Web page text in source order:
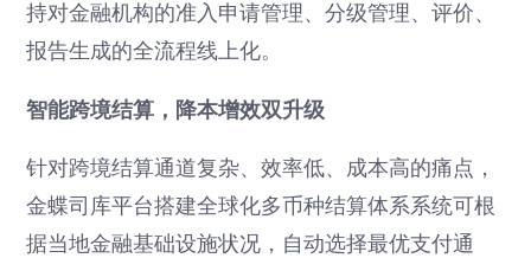
持对金融机构的准入申请管理、分级管理、评价、
报告生成的全流程线上化。
智能跨境结算，降本增效双升级
针对跨境结算通道复杂、效率低、成本高的痛点，
金蝶司库平台搭建全球化多币种结算体系系统可根
据当地金融基础设施状况，自动选择最优支付通